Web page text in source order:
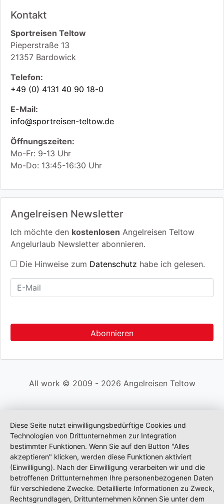
Kontakt
Sportreisen Teltow
Pieperstraße 13
21357 Bardowick
Telefon:
+49 (0) 4131 40 90 18-0
E-Mail:
info@sportreisen-teltow.de
Öffnungszeiten:
Mo-Fr: 9-13 Uhr
Mo-Do: 13:45-16:30 Uhr
Angelreisen Newsletter
Ich möchte den kostenlosen Angelreisen Teltow
Angelurlaub Newsletter abonnieren.
Die Hinweise zum Datenschutz habe ich gelesen.
All work © 2009 - 2026 Angelreisen Teltow
Diese Seite nutzt einwilligungsbedürftige Cookies und
Technologien von Drittunternehmen zur Integration
bestimmter Funktionen. Wenn Sie auf den Button "Alles
akzeptieren" klicken, werden diese Funktionen aktiviert
(Einwilligung). Nach der Einwilligung verarbeiten wir und die
betroffenen Drittunternehmen Ihre personenbezogenen Daten
für verschiedene Zwecke. Detaillierte Informationen zu Zweck,
Rechtsgrundlagen, Drittunternehmen können Sie unter dem